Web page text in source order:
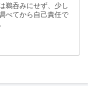
鵜呑みにせず、少し
べてから自己責任で